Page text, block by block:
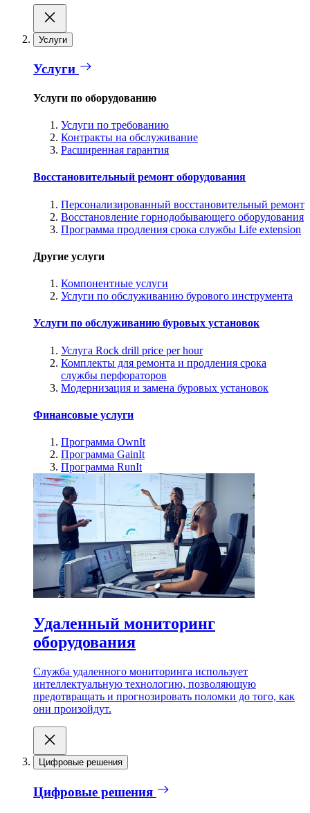
Услуги
Услуги
Услуги по оборудованию
Услуги по требованию
Контракты на обслуживание
Расширенная гарантия
Восстановительный ремонт оборудования
Персонализированный восстановительный ремонт
Восстановление горнодобывающего оборудования
Программа продления срока службы Life extension
Другие услуги
Компонентные услуги
Услуги по обслуживанию бурового инструмента
Услуги по обслуживанию буровых установок
Услуга Rock drill price per hour
Комплекты для ремонта и продления срока
службы перфораторов
Модернизация и замена буровых установок
Финансовые услуги
Программа OwnIt
Программа GainIt
Программа RunIt
Удаленный мониторинг
оборудования
Служба удаленного мониторинга использует
интеллектуальную технологию, позволяющую
предотвращать и прогнозировать поломки до того, как
они произойдут.
Цифровые решения
Цифровые решения